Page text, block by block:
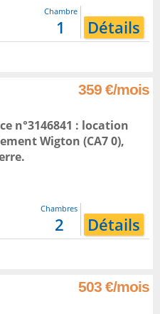
Chambre
1 Détails
359 €/mois
n°3146841 : location
Wigton (CA7 0),
.
Chambres
2 Détails
503 €/mois